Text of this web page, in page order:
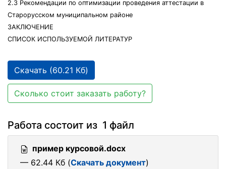
2.3 Рекомендации по оптимизации проведения аттестации в
Старорусском муниципальном районе
ЗАКЛЮЧЕНИЕ
СПИСОК ИСПОЛЬЗУЕМОЙ ЛИТЕРАТУР
Скачать (60.21 Кб)
Сколько стоит заказать работу?
Работа состоит из 1 файл
пример курсовой.docx
— 62.44 Кб (Скачать документ)